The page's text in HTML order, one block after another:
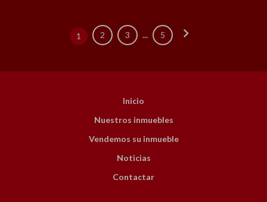
1 2 3 ... 5 chevron_right
Inicio
Nuestros inmuebles
Vendemos su inmueble
Noticias
Contactar